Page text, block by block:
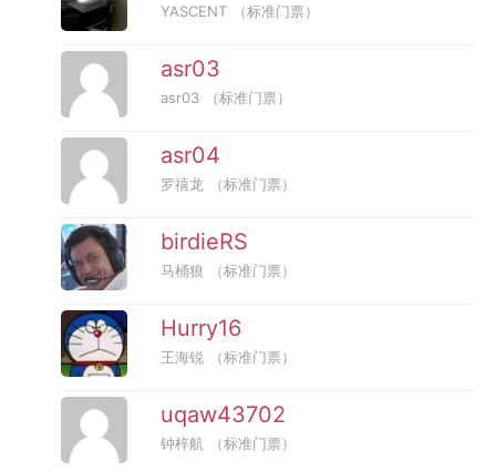
YASCENT （标准门票）
asr03
asr03 （标准门票）
asr04
罗禧龙 （标准门票）
birdieRS
马桶狼 （标准门票）
Hurry16
王海锐 （标准门票）
uqaw43702
钟梓航 （标准门票）